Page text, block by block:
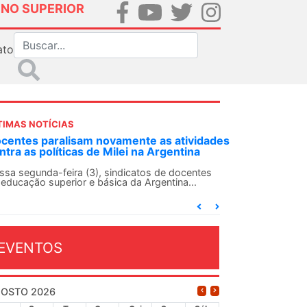
SUPERIOR
NOTÍCIAS
ANDES-SN convoca docentes para Dia de
Solidariedade Internacionalista com Cuba em
13 de agosto
O ANDES-SN conclama suas seções sindicais e o
2026